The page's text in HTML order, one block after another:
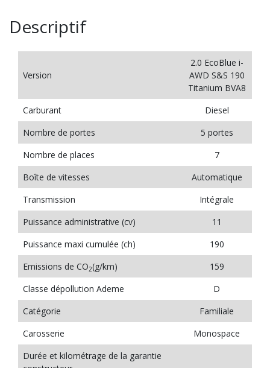
Descriptif
Version
2.0 EcoBlue i-
AWD S&S 190
Titanium BVA8
Carburant
Diesel
Nombre de portes
5 portes
Nombre de places
7
Boîte de vitesses
Automatique
Transmission
Intégrale
Puissance administrative (cv)
11
Puissance maxi cumulée (ch)
190
Emissions de CO2(g/km)
159
Classe dépollution Ademe
D
Catégorie
Familiale
Carosserie
Monospace
Durée et kilométrage de la garantie